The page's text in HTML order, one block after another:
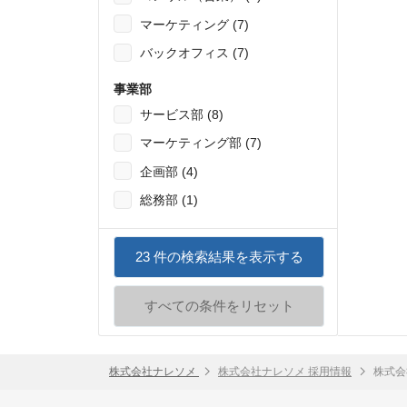
マーケティング (7)
バックオフィス (7)
事業部
サービス部 (8)
マーケティング部 (7)
企画部 (4)
総務部 (1)
23件の検索結果を表示する
すべての条件をリセット
株式会社ナレソメ 株式会社ナレソメ 採用情報 株式